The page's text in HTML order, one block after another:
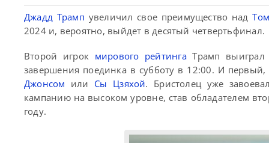
Джадд Трамп увеличил свое преимущество над
2024 и, вероятно, выйдет в десятый четвертьфинал.
Второй игрок мирового рейтингаТрамп выиграл
завершения поединка в субботу в 12:00. И
Джонсом или Сы Цзяхой. Бристолец уже
кампанию на высоком уровне, став обладателем
году.